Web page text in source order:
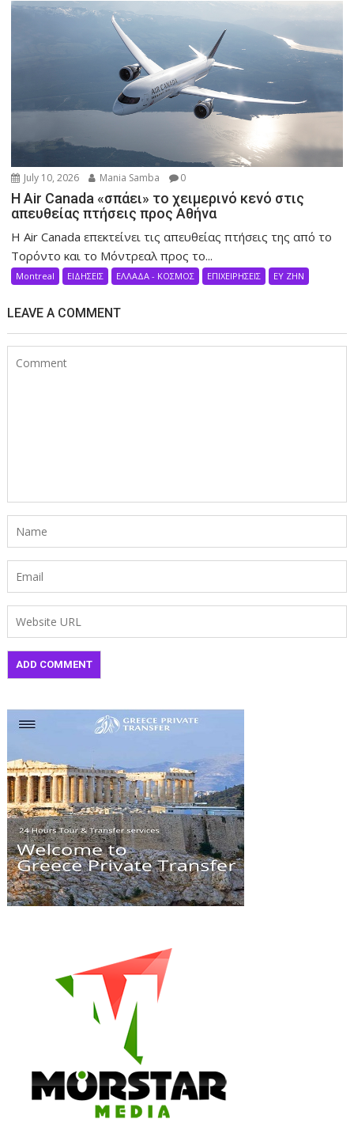
July 10, 2026 Mania Samba 0
Η Air Canada «σπάει» το χειμερινό κενό στις
απευθείας πτήσεις προς Αθήνα
Η Air Canada επεκτείνει τις απευθείας πτήσεις της από το
Τορόντο και το Μόντρεαλ προς το...
Montreal ΕΙΔΗΣΕΙΣ ΕΛΛΑΔΑ - ΚΟΣΜΟΣ ΕΠΙΧΕΙΡΗΣΕΙΣ ΕΥ ΖΗΝ
LEAVE A COMMENT